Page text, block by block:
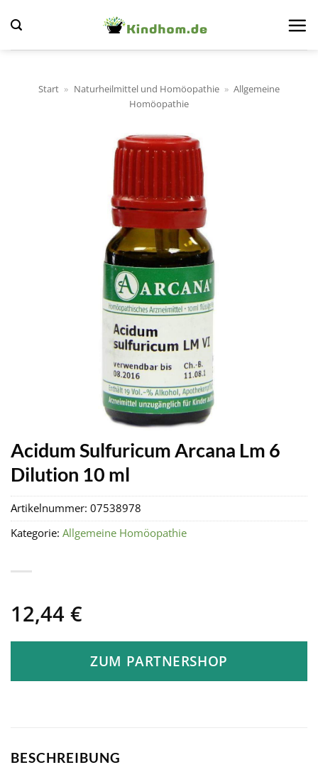
Inhalt
springen
Start » Naturheilmittel und Homöopathie » Allgemeine
Homöopathie
Acidum Sulfuricum Arcana Lm 6
Dilution 10 ml
12,44 €
ZUM PARTNERSHOP
Artikelnummer: 07538978
Kategorie: Allgemeine Homöopathie
BESCHREIBUNG